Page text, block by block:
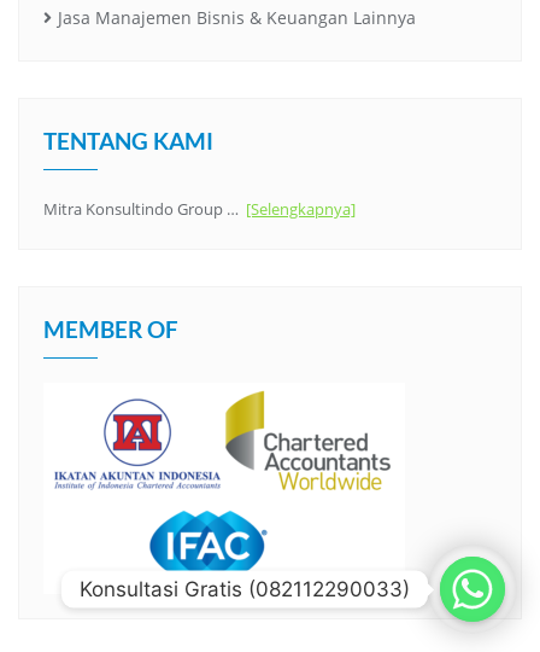
Jasa Manajemen Bisnis & Keuangan Lainnya
TENTANG KAMI
Mitra Konsultindo Group … [Selengkapnya]
MEMBER OF
Konsultasi Gratis (082112290033)